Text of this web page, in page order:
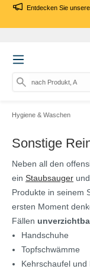
Entdecken Sie
nach Produkt, Art.-Nr
Hygiene & Waschen
Sonstige
Neben all den
ein Staubsauger
Produkte in seinem
ersten Moment
Fällen
Handschuhe
Topfschwämme
Kehrschaufel und